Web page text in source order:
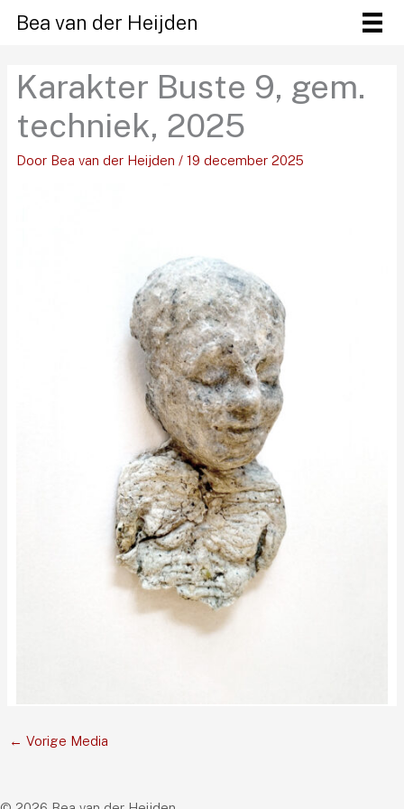
naar
inhoud
Bea van der Heijden
Karakter Buste 9, gem.
techniek, 2025
Door Bea van der Heijden / 19 december 2025
← Vorige Media